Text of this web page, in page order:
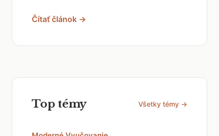
Čítať článok →
Top témy Všetky témy →
Moderné Vyučovanie